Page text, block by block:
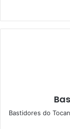
Bastidores do